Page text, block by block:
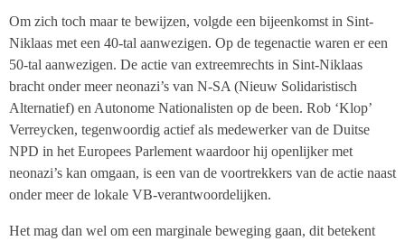
Om zich toch maar te bewijzen, volgde een bijeenkomst in Sint-
Niklaas met een 40-tal aanwezigen. Op de tegenactie waren er een
50-tal aanwezigen. De actie van extreemrechts in Sint-Niklaas
bracht onder meer neonazi’s van N-SA (Nieuw Solidaristisch
Alternatief) en Autonome Nationalisten op de been. Rob ‘Klop’
Verreycken, tegenwoordig actief als medewerker van de Duitse
NPD in het Europees Parlement waardoor hij openlijker met
neonazi’s kan omgaan, is een van de voortrekkers van de actie naast
onder meer de lokale VB-verantwoordelijken.
Het mag dan wel om een marginale beweging gaan, dit betekent